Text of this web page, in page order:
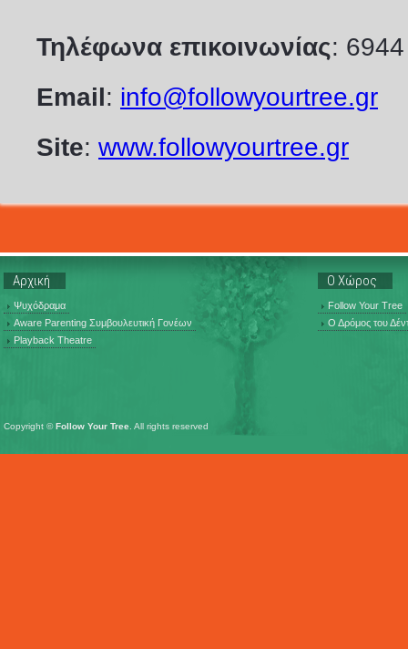
Τηλέφωνα επικοινωνίας:
Email : info@followyourtree.gr
Site: www.followyourtree.gr
Αρχική
Ψυχόδραμα
Aware Parenting Συμβουλευτική Γονέων
Playback Theatre
Ο Χώρος
Follow Your Tree
Ο Δρόμος του
Copyright © Follow Your Tree. All rights reserved